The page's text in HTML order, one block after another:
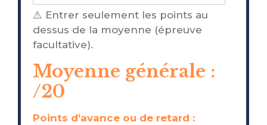
⚠️ Entrer seulement les points au
dessus de la moyenne (épreuve
facultative).
Moyenne
Moyenne générale :
/20
Points
Points d'avance ou de retard :